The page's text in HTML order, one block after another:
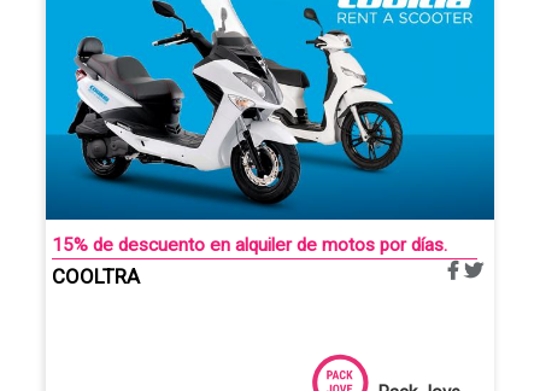
15% de descuento en alquiler de motos por días.
COOLTRA